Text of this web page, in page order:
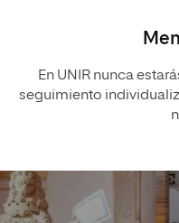
En UNIR nunca
seguimiento